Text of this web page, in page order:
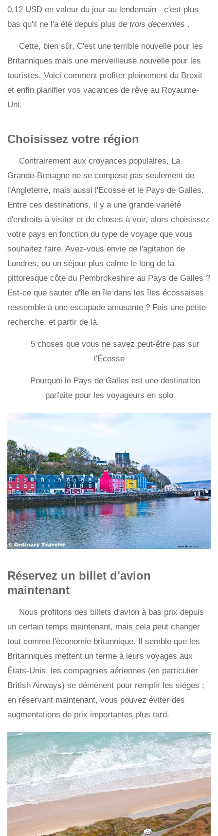
0,12 USD en valeur du jour au lendemain - c'est plus
bas qu'il ne l'a été depuis plus de trois decennies .
Cette, bien sûr, C'est une terrible nouvelle pour les
Britanniques mais une merveilleuse nouvelle pour les
touristes. Voici comment profiter pleinement du Brexit
et enfin planifier vos vacances de rêve au Royaume-
Uni.
Choisissez votre région
Contrairement aux croyances populaires, La
Grande-Bretagne ne se compose pas seulement de
l'Angleterre, mais aussi l'Ecosse et le Pays de Galles.
Entre ces destinations, il y a une grande variété
d'endroits à visiter et de choses à voir, alors choisissez
votre pays en fonction du type de voyage que vous
souhaitez faire. Avez-vous envie de l'agitation de
Londres, ou un séjour plus calme le long de la
pittoresque côte du Pembrokeshire au Pays de Galles ?
Est-ce que sauter d'île en île dans les îles écossaises
ressemble à une escapade amusante ? Fais une petite
recherche, et partir de là.
5 choses que vous ne savez peut-être pas sur
l'Écosse
Pourquoi le Pays de Galles est une destination
parfaite pour les voyageurs en solo
Réservez un billet d'avion
maintenant
Nous profitons des billets d'avion à bas prix depuis
un certain temps maintenant, mais cela peut changer
tout comme l'économie britannique. Il semble que les
Britanniques mettent un terme à leurs voyages aux
États-Unis, les compagnies aériennes (en particulier
British Airways) se démènent pour remplir les sièges ;
en réservant maintenant, vous pouvez éviter des
augmentations de prix importantes plus tard.